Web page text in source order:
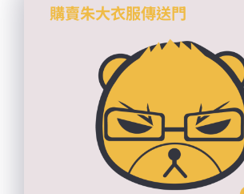
購賣朱大衣服傳送門